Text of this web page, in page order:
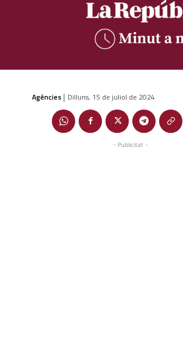
Agències | Dilluns, 15 de juliol de 2024
- Publicitat -